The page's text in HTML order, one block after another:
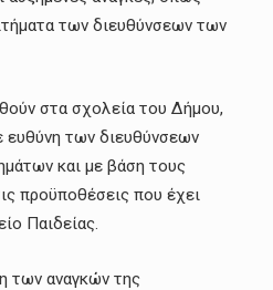
των διευθύνσεων των
στα σχολεία του Δήμου,
ευθύνη των διευθύνσεων
και με βάση τους
προϋποθέσεις που έχει
Παιδείας.
των αναγκών της